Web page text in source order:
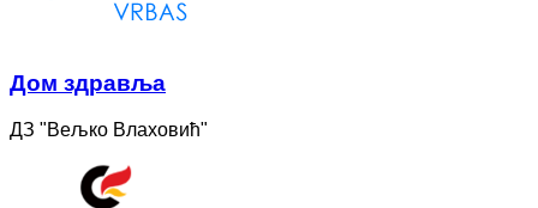
Дом здравља
ДЗ "Вељко Влаховић"